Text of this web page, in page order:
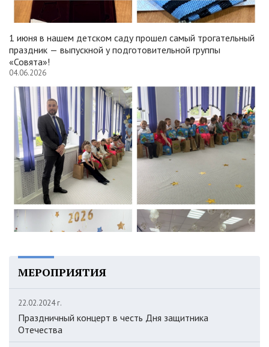
1 июня в нашем детском саду прошел самый трогательный
праздник — выпускной у подготовительной группы
«Совята»!
04.06.2026
МЕРОПРИЯТИЯ
22.02.2024 г.
Праздничный концерт в честь Дня защитника
Отечества